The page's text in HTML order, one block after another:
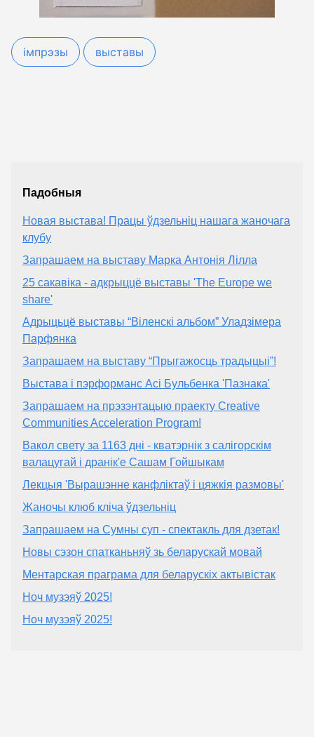
імпрэзы выставы
Падобныя
Новая выстава! Працы ўдзельніц нашага жаночага
клубу
Запрашаем на выставу Марка Антонія Лілла
25 сакавіка - адкрыццё выставы 'The Europe we
share'
Адрыцьцё выставы “Віленскі альбом” Уладзімера
Парфянка
Запрашаем на выставу “Прыгажосць традыцыі”!
Выстава і пэрформанс Асі Бульбенка 'Пазнака'
Запрашаем на прэзэнтацыю праекту Creative
Communities Acceleration Program!
Вакол свету за 1163 дні - кватэрнік з салігорскім
валацугай і дранік'е Сашам Гойшыкам
Лекцыя 'Вырашэнне канфліктаў і цяжкія размовы'
Жаночы клюб кліча ўдзельніц
Запрашаем на Сумны суп - спектакль для дзетак!
Новы сэзон спатканьняў зь беларускай мовай
Ментарская праграма для беларускіх актывістак
Ноч музэяў 2025!
Ноч музэяў 2025!